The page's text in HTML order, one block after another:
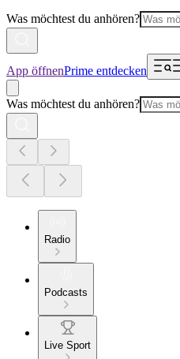
Was möchtest du anhören?
App öffnenPrime entdecken
Was möchtest du anhören?
Radio
Podcasts
Live Sport